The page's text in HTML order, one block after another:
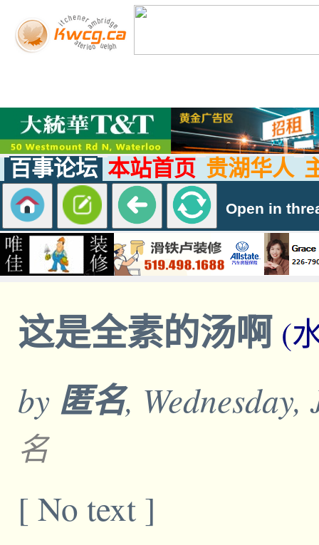
百事论坛 本站首页 贵湖华人
Open in
这是全素的汤啊 (
by 匿名,
名
[ No text ]